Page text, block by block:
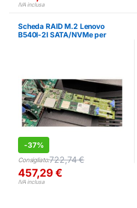
IVA inclusa
Scheda RAID M.2 Lenovo
B540I-2I SATA/NVMe per
-37%
Consigliato:722,74€
457,29€
IVA inclusa